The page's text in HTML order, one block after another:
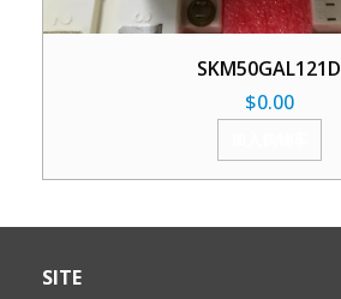
SKM50GAL121D
$0.00
SITE